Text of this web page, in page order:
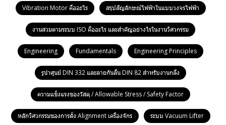
Vibration Motor คืออะไร สรุปสัญลักษณ์ไฟฟ้าในแบบวงจรไฟฟ้า
งานสวมตามระบบ ISO คืออะไร และสำคัญอย่างไรในงานวิศวกรรม
Engineering Fundamentals Engineering Principles
รูนำศูนย์ DIN 332 และลายกันลื่น DIN 82 สำหรับงานกลึง
ความแข็งแรงของวัสดุ / Allowable Stress / Safety Factor
หลักวิศวกรรมของการตั้ง Alignment เครื่องจักร ระบบ Vacuum Lifter